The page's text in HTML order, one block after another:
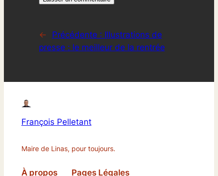
← Précédente : Illustrations de
presse : le meilleur de la rentrée
François Pelletant
Maire de Linas, pour toujours.
À propos Pages Légales